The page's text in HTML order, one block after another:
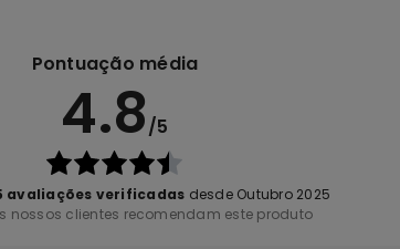
Pontuação média
4.8/5
avaliações verificadas desde Outubro 2025
nossos clientes recomendam este produto